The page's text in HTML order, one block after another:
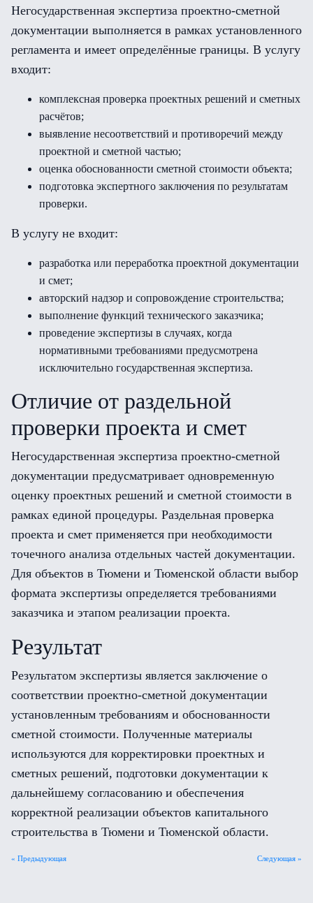
Негосударственная экспертиза проектно-сметной
документации выполняется в рамках установленного
регламента и имеет определённые границы. В услугу
входит:
комплексная проверка проектных решений и сметных
расчётов;
выявление несоответствий и противоречий между
проектной и сметной частью;
оценка обоснованности сметной стоимости объекта;
подготовка экспертного заключения по результатам
проверки.
В услугу не входит:
разработка или переработка проектной документации
и смет;
авторский надзор и сопровождение строительства;
выполнение функций технического заказчика;
проведение экспертизы в случаях, когда
нормативными требованиями предусмотрена
исключительно государственная экспертиза.
Отличие от раздельной
проверки проекта и смет
Негосударственная экспертиза проектно-сметной
документации предусматривает одновременную
оценку проектных решений и сметной стоимости в
рамках единой процедуры. Раздельная проверка
проекта и смет применяется при необходимости
точечного анализа отдельных частей документации.
Для объектов в Тюмени и Тюменской области выбор
формата экспертизы определяется требованиями
заказчика и этапом реализации проекта.
Результат
Результатом экспертизы является заключение о
соответствии проектно-сметной документации
установленным требованиям и обоснованности
сметной стоимости. Полученные материалы
используются для корректировки проектных и
сметных решений, подготовки документации к
дальнейшему согласованию и обеспечения
корректной реализации объектов капитального
строительства в Тюмени и Тюменской области.
Следующая »
« Предыдующая